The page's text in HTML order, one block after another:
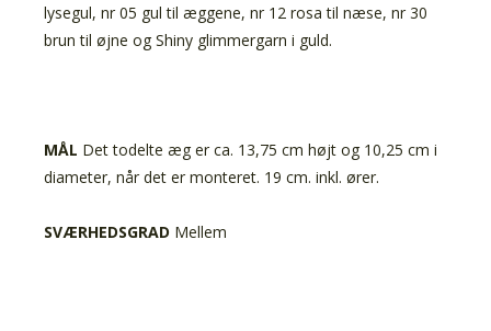
lysegul, nr 05 gul til æggene, nr 12 rosa til næse, nr 30
brun til øjne og Shiny glimmergarn i guld.
MÅL Det todelte æg er ca. 13,75 cm højt og 10,25 cm i
diameter, når det er monteret. 19 cm. inkl. ører.
SVÆRHEDSGRAD Mellem